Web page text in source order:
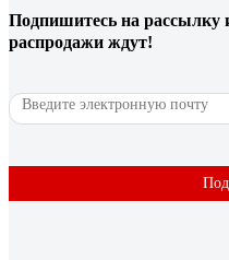
Подпишитесь на рассылку
распродажи ждут!